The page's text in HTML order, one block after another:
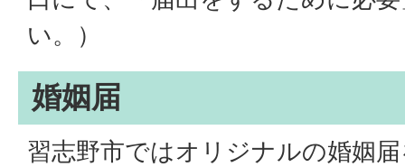
い。）
婚姻届
習志野市ではオリジナルの婚姻